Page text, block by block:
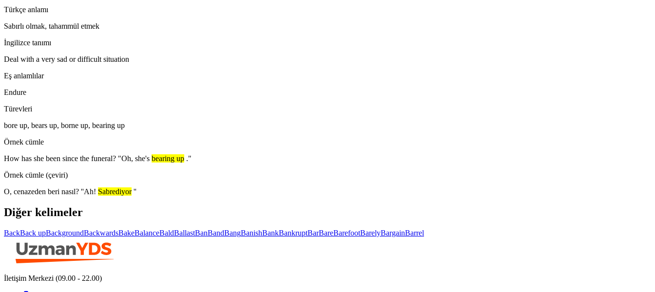
Türkçe anlamı
Sabırlı olmak, tahammül etmek
İngilizce tanımı
Deal with a very sad or difficult situation
Eş anlamlılar
Endure
Türevleri
bore up, bears up, borne up, bearing up
Örnek cümle
How has she been since the funeral? "Oh, she's bearing up ."
Örnek cümle (çeviri)
O, cenazeden beri nasıl? ''Ah! Sabrediyor ''
Diğer kelimeler
BackBack upBackgroundBackwardsBakeBalanceBaldBallastBanBandBangBanishBankBankruptBarBareBarefootBarelyBargainBarrel
İletişim Merkezi (09.00 - 22.00)